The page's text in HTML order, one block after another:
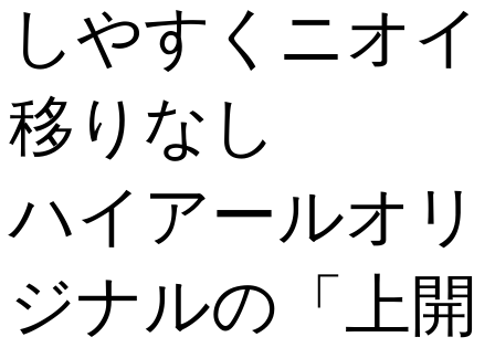
しやすくニオイ
移りなし
ハイアールオリ
ジナルの「上開